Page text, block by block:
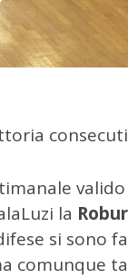
la
si sono
comunque